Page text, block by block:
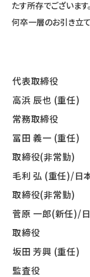
たす所存でございます。
何卒一層のお引き立
代表取締役
高浜 辰也 (重任)
常務取締役
冨田 義一 (重任)
取締役(非常勤)
毛利 弘 (重任)/日
取締役(非常勤)
菅原 一郎(新任)/
取締役
坂田 芳興 (重任)
監査役